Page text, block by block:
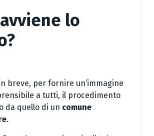
lo
breve, per fornire un’immagine
a tutti, il procedimento
da quello di un comune
.